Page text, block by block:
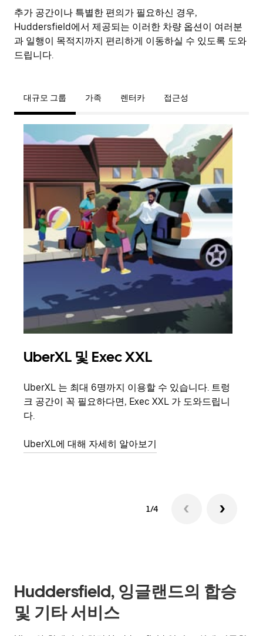
추가 공간이나 특별한 편의가 필요하신 경우,
Huddersfield에서 제공되는 이러한 차량 옵션이 여러분
과 일행이 목적지까지 편리하게 이동하실 수 있도록 도와
드립니다.
대규모 그룹 가족 렌터카 접근성
UberXL 및 Exec XXL
UberXL 는 최대 6명까지 이용할 수 있습니다. 트렁
크 공간이 꼭 필요하다면, Exec XXL 가 도와드립니
다.
UberXL에 대해 자세히 알아보기
1/4
Huddersfield, 잉글랜드의 합승
및 기타 서비스